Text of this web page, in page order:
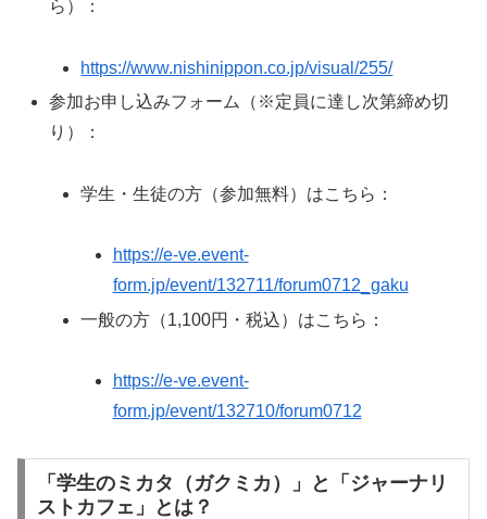
ら）：
https://www.nishinippon.co.jp/visual/255/
参加お申し込みフォーム（※定員に達し次第締め切
り）：
学生・生徒の方（参加無料）はこちら：
https://e-ve.event-
form.jp/event/132711/forum0712_gaku
一般の方（1,100円・税込）はこちら：
https://e-ve.event-
form.jp/event/132710/forum0712
「学生のミカタ（ガクミカ）」と「ジャーナリ
ストカフェ」とは？